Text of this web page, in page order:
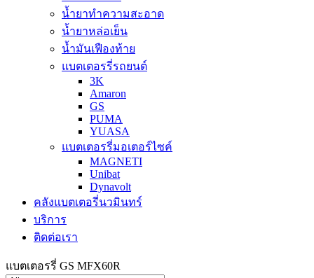
น้ำยาทำความสะอาด
น้ำยาหล่อเย็น
น้ำมันเฟืองท้าย
แบตเตอรรี่รถยนต์
3K
Amaron
GS
PUMA
YUASA
แบตเตอรรี่มอเตอร์ไซค์
MAGNETI
Unibat
Dynavolt
คลังแบตเตอรี่นวมินทร์
บริการ
ติดต่อเรา
แบตเตอรรี่ GS MFX60R